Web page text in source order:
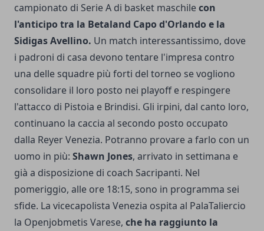
campionato di Serie A di basket maschilecon
l'anticipo tra la Betaland Capo d'Orlando e la
Sidigas Avellino. Un match interessantissimo, dove
i padroni di casa devono tentare l'impresa contro
una delle squadre più forti del torneo se vogliono
consolidare il loro posto nei playoff e respingere
l'attacco di Pistoia e Brindisi. Gli irpini, dal canto loro,
continuano la caccia al secondo posto occupato
dalla Reyer Venezia. Potranno provare a farlo con un
uomo in più: Shawn Jones, arrivato in settimana e
già a disposizione di coach Sacripanti. Nel
pomeriggio, alle ore 18:15, sono in programma sei
sfide. La vicecapolista Venezia ospita al PalaTaliercio
la Openjobmetis Varese, che ha raggiunto la